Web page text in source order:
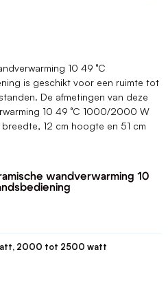
10 49 °C
is geschikt voor een ruimte tot
De afmetingen van deze
10 49 °C 1000/2000 W
12 cm hoogte en 51 cm
wandverwarming 10
2000 tot 2500 watt